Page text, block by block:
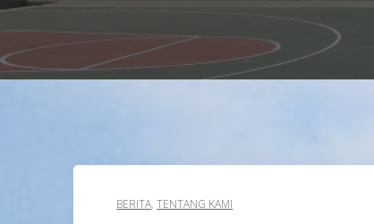
BERITA,TENTANG KAMI